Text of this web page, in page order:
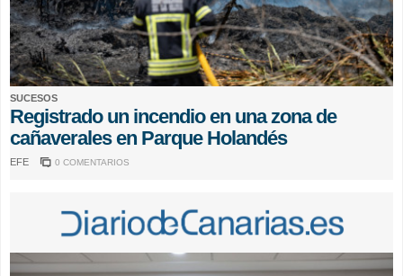
SUCESOS
Registrado un incendio en una zona de
cañaverales en Parque Holandés
EFE 0 COMENTARIOS